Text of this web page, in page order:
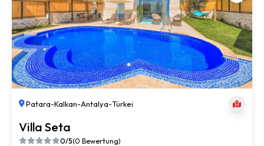
Patara-Kalkan-Antalya-Türkei
Villa Seta
0/5(0 Bewertung)